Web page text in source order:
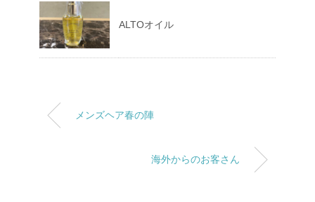
ALTOオイル
メンズヘア春の陣
海外からのお客さん